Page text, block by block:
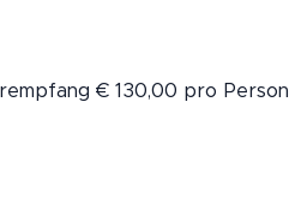
€ 130,00 pro Person